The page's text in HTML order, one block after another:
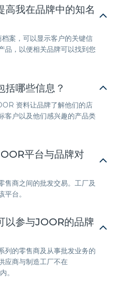
高我在品牌中的知名
案，可以显示客户的关键信
品，以便相关品牌可以找到您
括哪些信息？
资料让品牌了解他们的店
客户以及他们感兴趣的产品类
平台与品牌对
售商之间的批发交易。工厂及
台。
以参与JOOR的品牌
列的零售商及从事批发业务的
应商与制造工厂不在
。